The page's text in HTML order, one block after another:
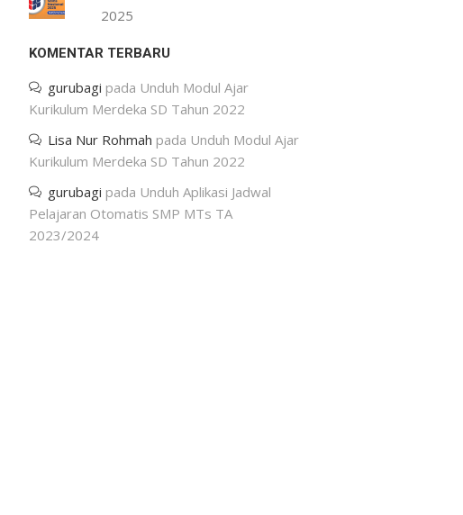
2025
KOMENTAR TERBARU
gurubagi pada Unduh Modul Ajar
Kurikulum Merdeka SD Tahun 2022
Lisa Nur Rohmah pada Unduh Modul Ajar
Kurikulum Merdeka SD Tahun 2022
gurubagi pada Unduh Aplikasi Jadwal
Pelajaran Otomatis SMP MTs TA
2023/2024